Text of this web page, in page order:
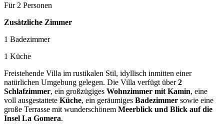
Für 2 Personen
Zusätzliche Zimmer
1 Badezimmer
1 Küche
Freistehende Villa im rustikalen Stil, idyllisch inmitten einer
natürlichen Umgebung gelegen. Die Villa verfügt über2
Schlafzimmer, ein großzügiges Wohnzimmer mit Kamin, eine
voll ausgestattete Küche, ein geräumiges Badezimmer sowie eine
große Terrasse mit wunderschönem Meerblick und Blick auf die
Insel La Gomera.